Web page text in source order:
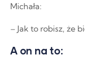
Michała:
– Jak to robisz, że
A on na to: